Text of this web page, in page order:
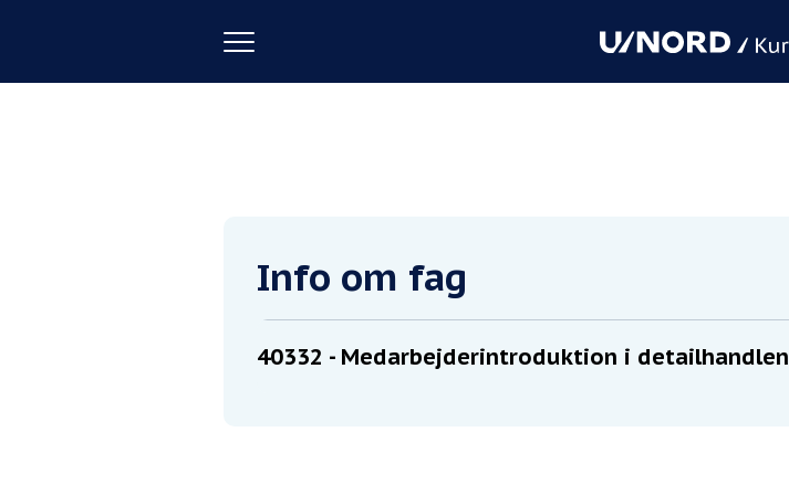
Toggle
Info om fag
40332 - Medarbejderintroduktion i detailhandlen